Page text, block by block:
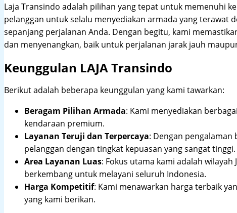
Laja Transindo adalah pilihan yang tepat untuk memenuhi
pelanggan untuk selalu menyediakan armada yang terawat
sepanjang perjalanan Anda. Dengan begitu, kami
dan menyenangkan, baik untuk perjalanan jarak jauh
Keunggulan LAJA Transindo
Berikut adalah beberapa keunggulan yang kami tawarkan:
Beragam Pilihan Armada: Kami menyediakan
kendaraan premium.
Layanan Teruji dan Terpercaya: Dengan
pelanggan dengan tingkat kepuasan yang sangat tinggi.
Area Layanan Luas: Fokus utama kami adalah
berkembang untuk melayani seluruh Indonesia.
Harga Kompetitif: Kami menawarkan harga terbaik
yang kami berikan.